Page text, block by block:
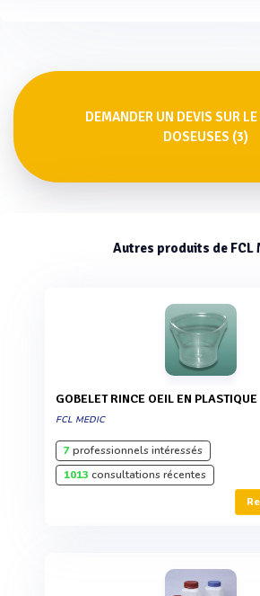
DEMANDER UN DEVIS SUR
DOSEUSES (3)
Autres produits de FCL
GOBELET RINCE OEIL EN PLASTIQUE
FCL MEDIC
7professionnels intéressés
1013 consultations récentes